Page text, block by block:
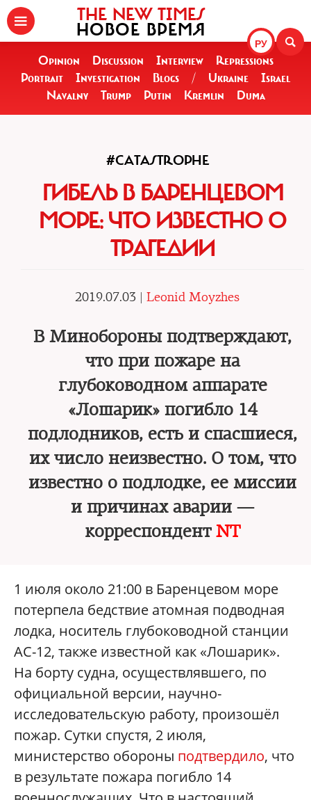
РУ
THE NEW TIMES
НОВОЕ ВРЕМЯ
Opinion Discussion Interview
Repressions
Portrait
Investigation Blogs / Ukraine
Israel
Navalny
Trump Putin Kremlin Duma
#CATASTROPHE
ГИБЕЛЬ В БАРЕНЦЕВОМ
МОРЕ: ЧТО ИЗВЕСТНО О
ТРАГЕДИИ
2019.07.03 | Leonid Moyzhes
В Минобороны подтверждают,
что при пожаре на
глубоководном аппарате
«Лошарик» погибло 14
подлодников, есть и спасшиеся,
их число неизвестно. О том, что
известно о подлодке, ее миссии
и причинах аварии —
корреспондент NT
1 июля около 21:00 в Баренцевом море
потерпела бедствие атомная подводная
лодка, носитель глубоководной станции
АС-12, также известной как «Лошарик».
На борту судна, осуществлявшего, по
официальной версии, научно-
исследовательскую работу, произошёл
пожар. Сутки спустя, 2 июля,
министерство обороны подтвердило, что
в результате пожара погибло 14